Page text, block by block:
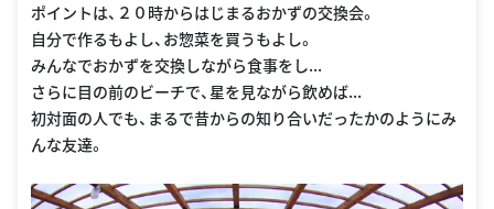
ポイントは、２０時からはじまるおかずの交換会。
自分で作るもよし、お惣菜を買うもよし。
みんなでおかずを交換しながら食事をし...
さらに目の前のビーチで、星を見ながら飲めば...
初対面の人でも、まるで昔からの知り合いだったかのようにみ
んな友達。